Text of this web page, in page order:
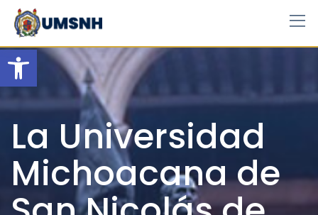
Open toolbar
Skip
content
La Universidad
Michoacana de